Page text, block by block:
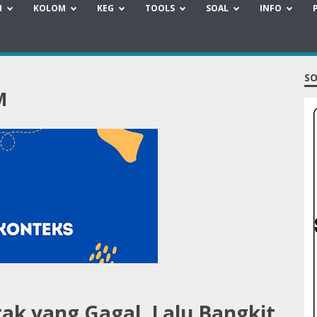
KOLOM KEG TOOLS SOAL INFO